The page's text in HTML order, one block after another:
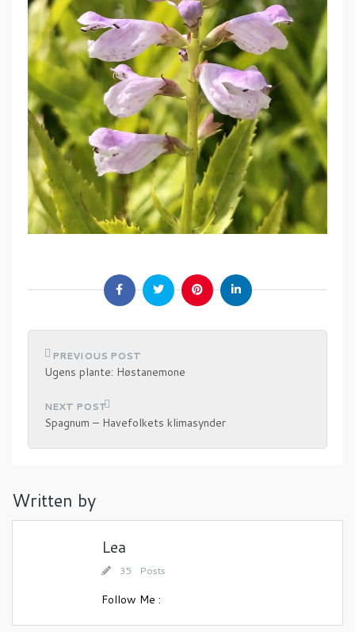
I
n
d
l
æ
s
n
g
Ugens plante: Høstanemone
Spagnum – Havefolkets klimasynder
Written by
Lea
35 Posts
Follow Me :